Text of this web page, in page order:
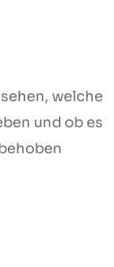
welche
und ob es